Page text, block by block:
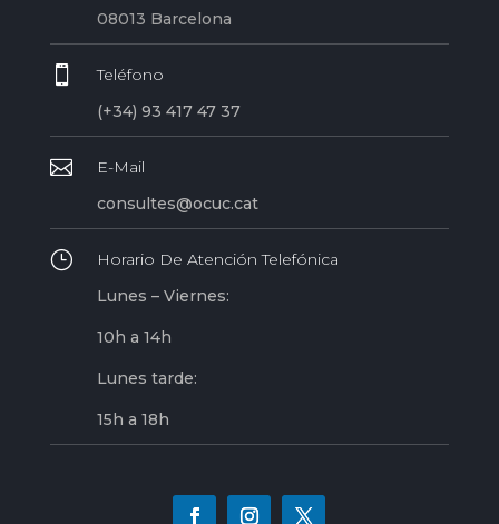
08013 Barcelona

Teléfono
(+34) 93 417 47 37

E-Mail
consultes@ocuc.cat
}
Horario De Atención Telefónica
Lunes – Viernes:
10h a 14h
Lunes tarde:
15h a 18h